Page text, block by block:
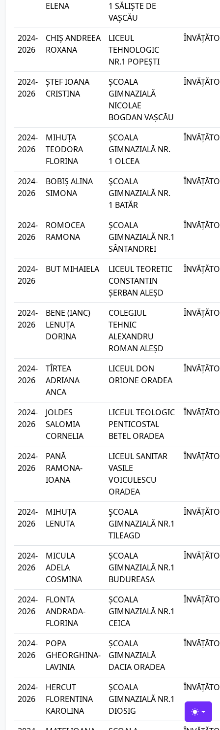
ELENA
1 SĂLIȘTE DE
VAȘCĂU
2024-
2026
CHIȘ ANDREEA
ROXANA
LICEUL
TEHNOLOGIC
NR.1 POPEȘTI
2024-
2026
ȘTEF IOANA
CRISTINA
ȘCOALA
GIMNAZIALĂ
NICOLAE
BOGDAN VAȘCĂU
2024-
2026
MIHUȚA
TEODORA
FLORINA
ȘCOALA
GIMNAZIALĂ NR.
1 OLCEA
2024-
2026
BOBIȘ ALINA
SIMONA
ŞCOALA
GIMNAZIALĂ NR.
1 BATĂR
2024-
2026
ROMOCEA
RAMONA
ȘCOALA
GIMNAZIALĂ NR.1
SÂNTANDREI
2024-
2026
BUT MIHAIELA
LICEUL TEORETIC
CONSTANTIN
ȘERBAN ALEȘD
2024-
2026
BENE (IANC)
LENUȚA
DORINA
COLEGIUL
TEHNIC
ALEXANDRU
ROMAN ALEȘD
2024-
2026
TÎRTEA
ADRIANA
ANCA
LICEUL DON
ORIONE ORADEA
2024-
2026
JOLDES
SALOMIA
CORNELIA
LICEUL TEOLOGIC
PENTICOSTAL
BETEL ORADEA
2024-
2026
PANĂ
RAMONA-
IOANA
LICEUL SANITAR
VASILE
VOICULESCU
ORADEA
2024-
2026
MIHUȚA
LENUTA
ŞCOALA
GIMNAZIALĂ NR.1
TILEAGD
2024-
2026
MICULA
ADELA
COSMINA
ȘCOALA
GIMNAZIALĂ NR.1
BUDUREASA
2024-
2026
FLONTA
ANDRADA-
FLORINA
ȘCOALA
GIMNAZIALĂ NR.1
CEICA
2024-
2026
POPA
GHEORGHINA-
LAVINIA
ȘCOALA
GIMNAZIALĂ
DACIA ORADEA
2024-
2026
HERCUT
FLORENTINA
KAROLINA
ȘCOALA
GIMNAZIALĂ NR.1
DIOSIG